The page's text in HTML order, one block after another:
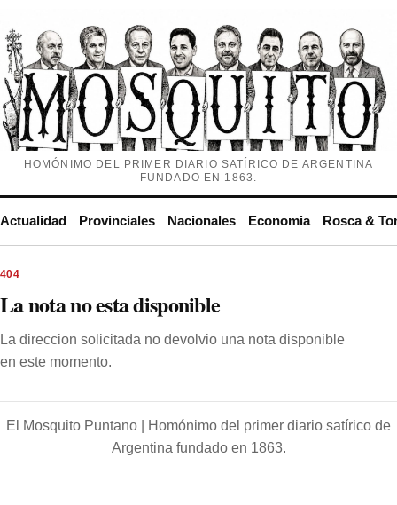
HOMÓNIMO DEL PRIMER DIARIO SATÍRICO DE ARGENTINA
FUNDADO EN 1863.
Actualidad Provinciales Nacionales Economia Rosca &
404
La nota no esta disponible
La direccion solicitada no devolvio una nota disponible
en este momento.
El Mosquito Puntano |
Homónimo del primer diario satírico de
Argentina fundado en 1863.